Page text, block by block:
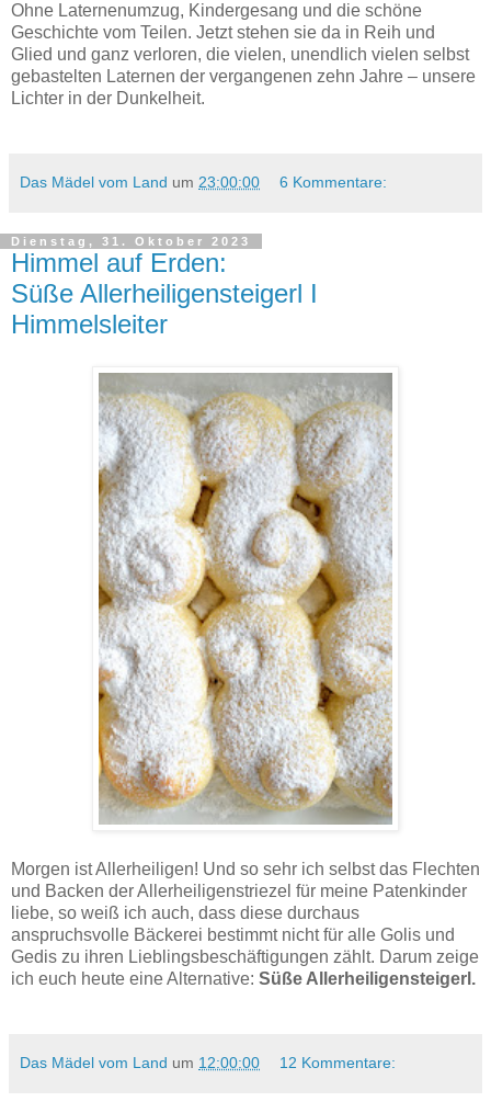
Ohne Laternenumzug, Kindergesang und die schöne
Geschichte vom Teilen. Jetzt stehen sie da in Reih und
Glied und ganz verloren, die vielen, unendlich vielen selbst
gebastelten Laternen der vergangenen zehn Jahre – unsere
Lichter in der Dunkelheit.
Das Mädel vom Land um 23:00:00 6 Kommentare:
Dienstag, 31. Oktober 2023
Himmel auf Erden:
Süße Allerheiligensteigerl I
Himmelsleiter
Morgen ist Allerheiligen! Und so sehr ich selbst das Flechten
und Backen der Allerheiligenstriezel für meine Patenkinder
liebe, so weiß ich auch, dass diese durchaus
anspruchsvolle Bäckerei bestimmt nicht für alle Golis und
Gedis zu ihren Lieblingsbeschäftigungen zählt. Darum zeige
ich euch heute eine Alternative: Süße Allerheiligensteigerl.
Das Mädel vom Land um 12:00:00 12 Kommentare: